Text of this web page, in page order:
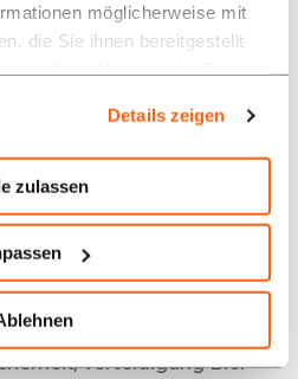
möglicherweise mit
die Sie ihnen bereitgestellt
Details zeigen
zulassen
Regionen:
Verteidigung Biel